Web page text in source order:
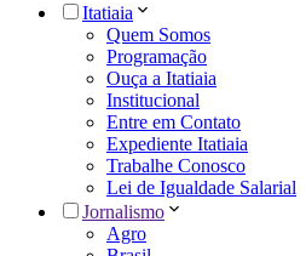
Itatiaia
Quem Somos
Programação
Ouça a Itatiaia
Institucional
Entre em Contato
Expediente Itatiaia
Trabalhe Conosco
Lei de Igualdade Salarial
Jornalismo
Agro